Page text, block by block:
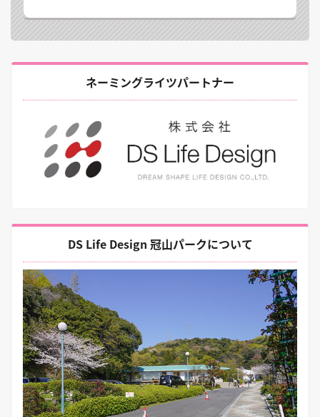
ネーミングライツパートナー
DS Life Design 冠山パークについて